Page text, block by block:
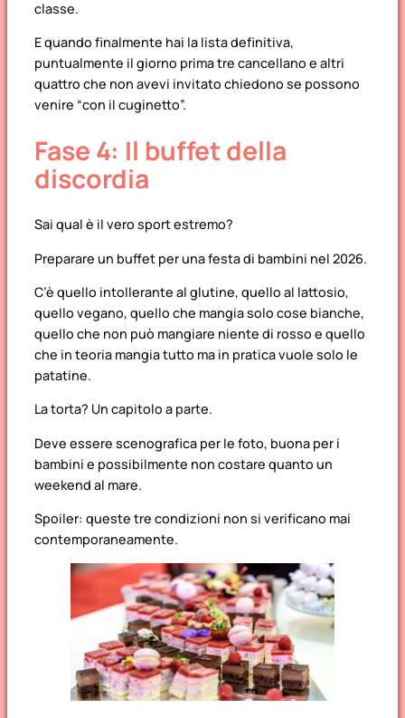
classe.
E quando finalmente hai la lista definitiva,
puntualmente il giorno prima tre cancellano e altri
quattro che non avevi invitato chiedono se possono
venire “con il cuginetto”.
Fase 4: Il buffet della
discordia
Sai qual è il vero sport estremo?
Preparare un buffet per una festa di bambini nel 2026.
C’è quello intollerante al glutine, quello al lattosio,
quello vegano, quello che mangia solo cose bianche,
quello che non può mangiare niente di rosso e quello
che in teoria mangia tutto ma in pratica vuole solo le
patatine.
La torta? Un capitolo a parte.
Deve essere scenografica per le foto, buona per i
bambini e possibilmente non costare quanto un
weekend al mare.
Spoiler: queste tre condizioni non si verificano mai
contemporaneamente.